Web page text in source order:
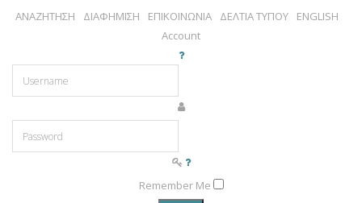
ΑΝΑΖΗΤΗΣΗ ΔΙΑΦΗΜΙΣΗ ΕΠΙΚΟΙΝΩΝΙΑ ΔΕΛΤΙΑ ΤΥΠΟΥ
ENGLISH
Account
Remember Me